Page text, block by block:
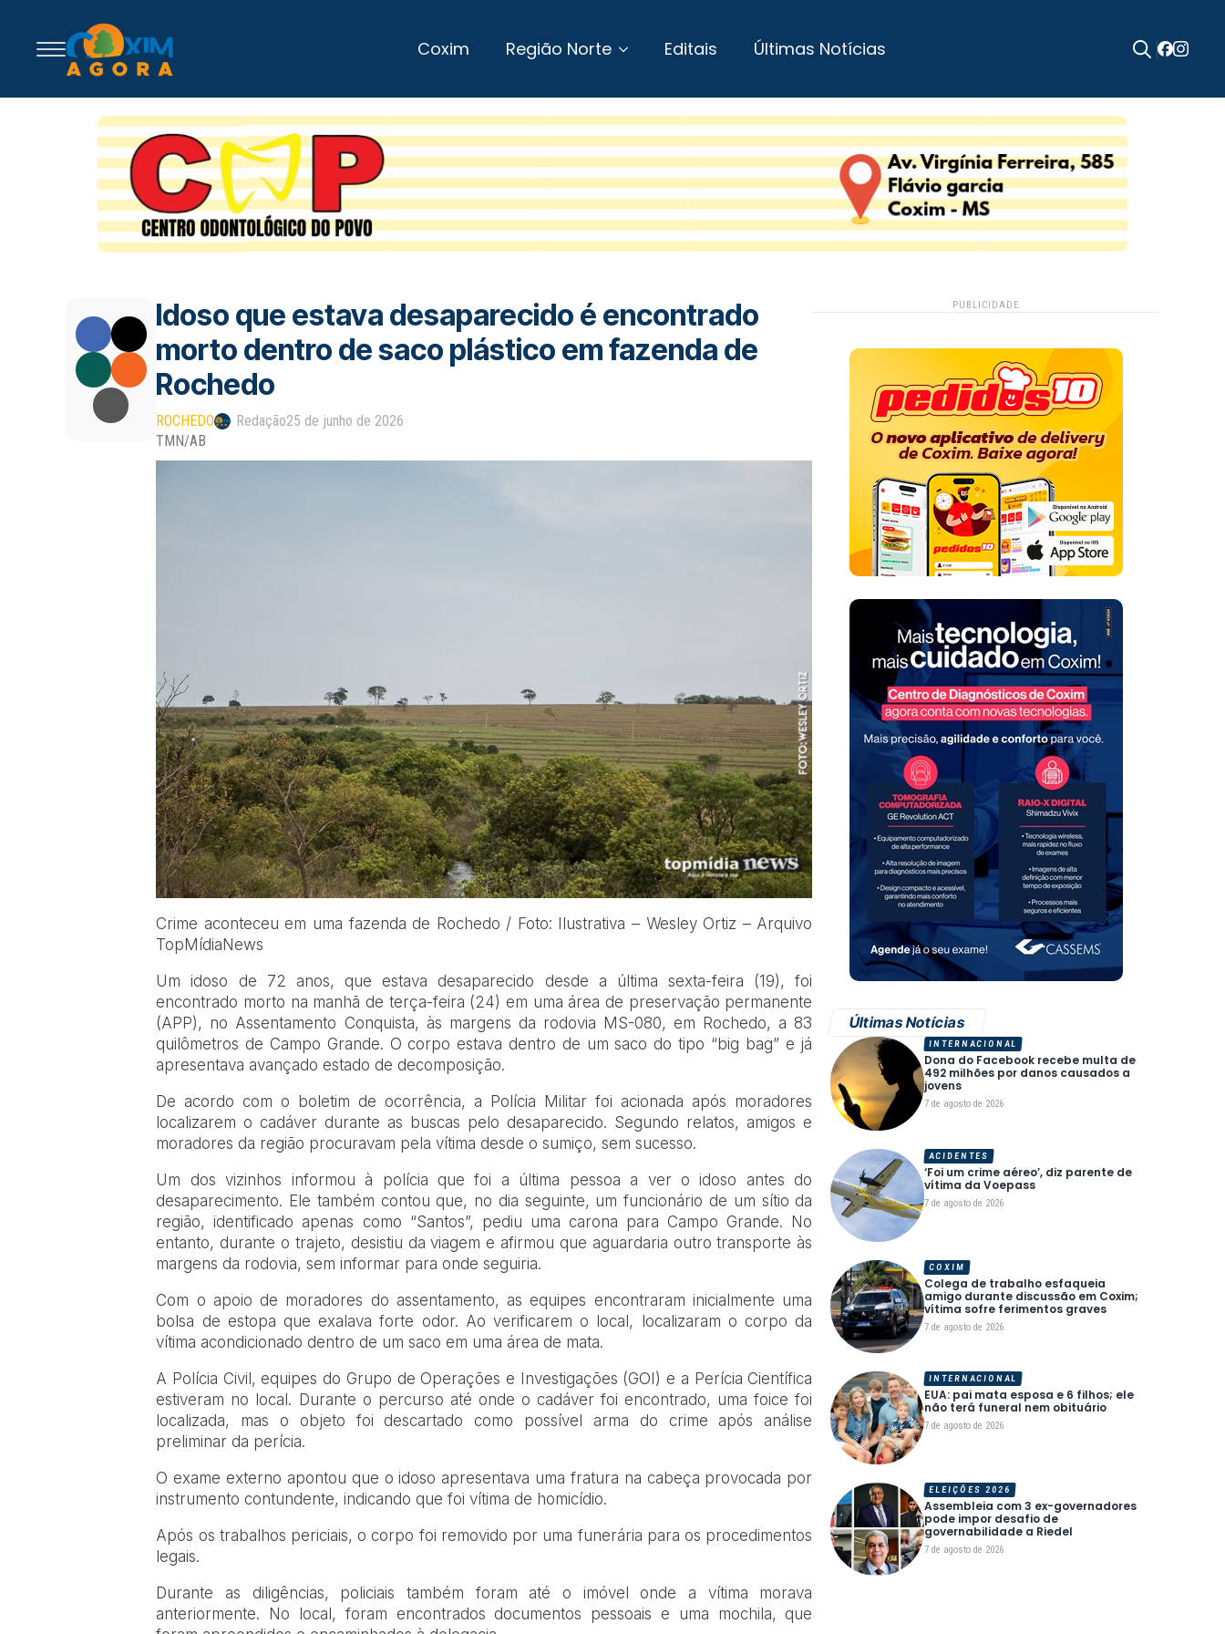
Coxim Região Norte Editais Últimas Notícias
Idoso que estava desaparecido é encontrado
morto dentro de saco plástico em fazenda de
Rochedo
ROCHEDO Redação25 de junho de 2026
TMN/AB
Crime aconteceu em uma fazenda de Rochedo / Foto: Ilustrativa – Wesley Ortiz – Arquivo
TopMídiaNews
Um idoso de 72 anos, que estava desaparecido desde a última sexta-feira (19), foi
encontrado morto na manhã de terça-feira (24) em uma área de preservação permanente
(APP), no Assentamento Conquista, às margens da rodovia MS-080, em Rochedo, a 83
quilômetros de Campo Grande. O corpo estava dentro de um saco do tipo “big bag” e já
apresentava avançado estado de decomposição.
De acordo com o boletim de ocorrência, a Polícia Militar foi acionada após moradores
localizarem o cadáver durante as buscas pelo desaparecido. Segundo relatos, amigos e
moradores da região procuravam pela vítima desde o sumiço, sem sucesso.
Um dos vizinhos informou à polícia que foi a última pessoa a ver o idoso antes do
desaparecimento. Ele também contou que, no dia seguinte, um funcionário de um sítio da
região, identificado apenas como “Santos”, pediu uma carona para Campo Grande. No
entanto, durante o trajeto, desistiu da viagem e afirmou que aguardaria outro transporte às
margens da rodovia, sem informar para onde seguiria.
Com o apoio de moradores do assentamento, as equipes encontraram inicialmente uma
bolsa de estopa que exalava forte odor. Ao verificarem o local, localizaram o corpo da
vítima acondicionado dentro de um saco em uma área de mata.
A Polícia Civil, equipes do Grupo de Operações e Investigações (GOI) e a Perícia Científica
estiveram no local. Durante o percurso até onde o cadáver foi encontrado, uma foice foi
localizada, mas o objeto foi descartado como possível arma do crime após análise
preliminar da perícia.
O exame externo apontou que o idoso apresentava uma fratura na cabeça provocada por
instrumento contundente, indicando que foi vítima de homicídio.
Após os trabalhos periciais, o corpo foi removido por uma funerária para os procedimentos
legais.
Durante as diligências, policiais também foram até o imóvel onde a vítima morava
anteriormente. No local, foram encontrados documentos pessoais e uma mochila, que
PUBLICIDADE
Últimas Notícias
Dona do Facebook recebe multa de
492 milhões por danos causados a
jovens
7 de agosto de 2026
INTERNACIONAL
‘Foi um crime aéreo’, diz parente de
vítima da Voepass
7 de agosto de 2026
ACIDENTES
Colega de trabalho esfaqueia
amigo durante discussão em Coxim;
vítima sofre ferimentos graves
7 de agosto de 2026
COXIM
EUA: pai mata esposa e 6 filhos; ele
não terá funeral nem obituário
7 de agosto de 2026
INTERNACIONAL
Assembleia com 3 ex-governadores
pode impor desafio de
governabilidade a Riedel
7 de agosto de 2026
ELEIÇÕES 2026